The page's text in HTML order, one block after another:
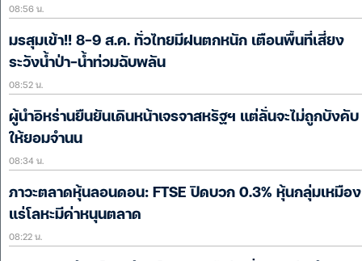
08:56 น.
มรสุมเข้า!! 8-9 ส.ค. ทั่วไทยมีฝนตกหนัก เตือนพื้นที่เสี่ยง
ระวังน้ำป่า-น้ำท่วมฉับพลัน
08:52 น.
ผู้นำอิหร่านยืนยันเดินหน้าเจรจาสหรัฐฯ แต่ลั่นจะไม่ถูกบังคับ
ให้ยอมจำนน
08:34 น.
ภาวะตลาดหุ้นลอนดอน: FTSE ปิดบวก 0.3% หุ้นกลุ่มเหมือง
แร่โลหะมีค่าหนุนตลาด
08:22 น.